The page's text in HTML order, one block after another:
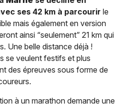
ses 42 km à parcourir le
mais également en version
ainsi “seulement” 21 km qui
Une belle distance déjà !
se veulent festifs et plus
des épreuves sous forme de
à un marathon demande une